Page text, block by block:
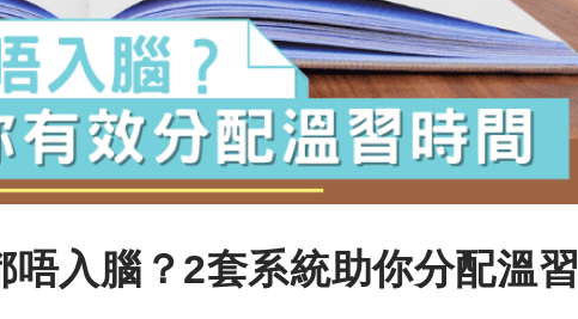
唔入腦？2套系統助你分配溫習